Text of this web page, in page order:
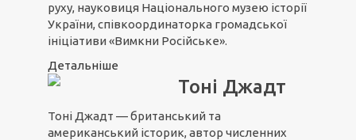
руху, науковиця Національного музею історії
України, співкоординаторка громадської
ініціативи «Вимкни Російське».
Детальніше
Тоні Джадт
Тоні Джадт — британський та
американський історик, автор численних